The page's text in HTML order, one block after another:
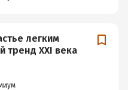
легким
тренд XXI века